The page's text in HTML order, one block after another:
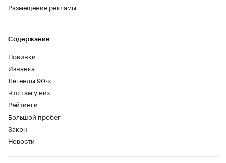
Размещение рекламы
Содержание
Новинки
Изнанка
Легенды 90-х
Что там у них
Рейтинги
Большой пробег
Закон
Новости